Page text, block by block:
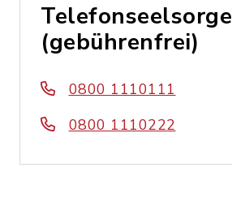
Telefonseelsorge
(gebührenfrei)
0800 1110111
0800 1110222